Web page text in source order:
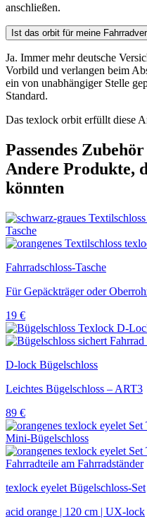
anschließen.
Ist das orbit für meine
Ja. Immer mehr deutsche
Vorbild und verlangen beim
ein von unabhängiger Stelle
Standard.
Das texlock orbit erfüllt diese
Passendes
Andere Produkte,
könnten
Fahrradschloss-Tasche
Für Gepäckträger oder
19 €
D-lock Bügelschloss
Leichtes Bügelschloss – ART3
89 €
texlock eyelet Bügelschloss-Set
acid orange | 120 cm | UX-lock